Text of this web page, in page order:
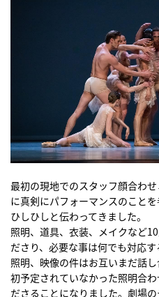
最初の現地でのスタッフ顔合わ
に真剣にパフォーマンスのこと
ひしひしと伝わってきました。
照明、道具、衣装、メイクなど
ださり、必要な事は何でも対応す
照明、映像の件はお互いまだ話
初予定されていなかった照明合
ださることになりました。劇場